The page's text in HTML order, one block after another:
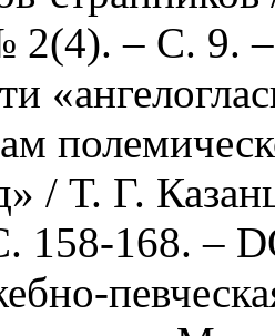
2(4). – С. 9.
/ Т. Г.
158-168. –